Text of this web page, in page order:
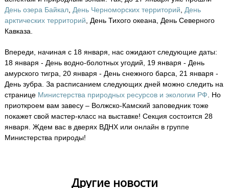
День озера Байкал, День Черноморских территорий
День
арктических территорий , День Тихого океана, День Северного
Кавказа.
Впереди, начиная с 18 января, нас ожидают следующие даты:
18 января - День водно-болотных угодий, 19 января - День
амурского тигра, 20 января - День снежного барса, 21 января -
День зубра. За расписанием следующих дней можно следить на
странице Министерства природных ресурсов и экологии РФ . Но
приоткроем вам завесу – Волжско-Камский заповедник тоже
покажет свой мастер-класс на выставке! Секция состоится 28
января. Ждем вас в дверях ВДНХ или онлайн в группе
Министерства природы!
Другие новости